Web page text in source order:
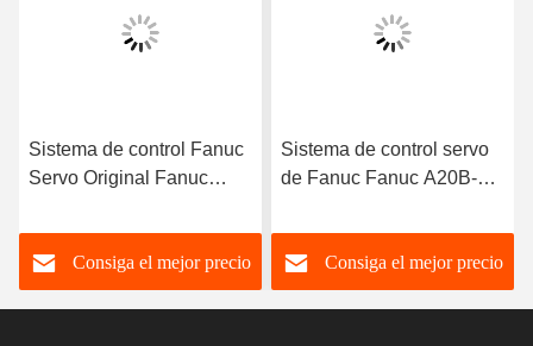
Sistema de control servo
de Fanuc Fanuc A20B-
A20B82010153 Tarjeta de
circuito de alta tensión
(PCB)
Consiga el mejor precio
Sistema de control servo
Fanuc Pantalla LCD
tensión CXA-L0612-VJL
CXA-L0612A-VJL VML
VSL VHL CXA-L0712-
Consiga el mejor